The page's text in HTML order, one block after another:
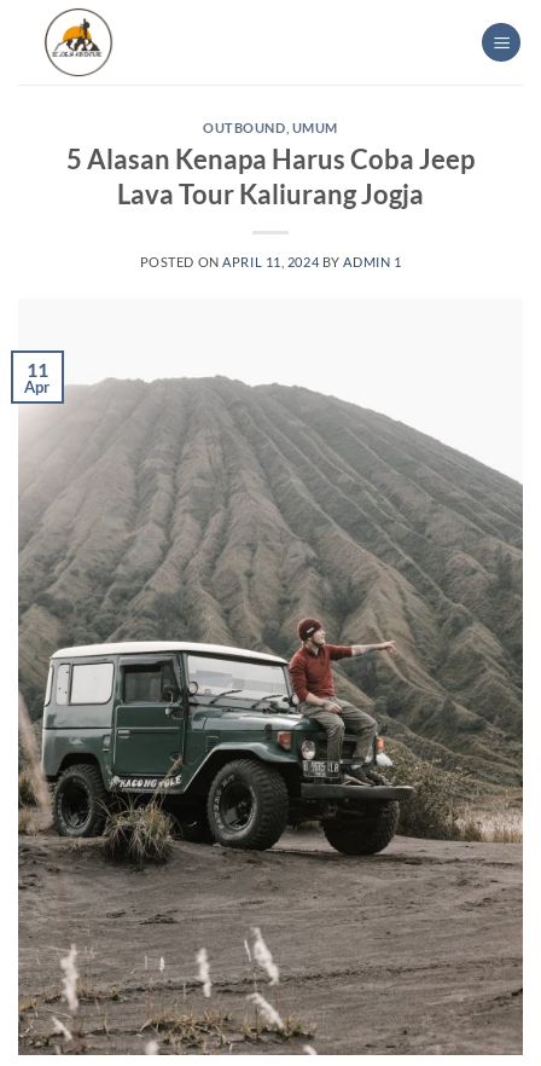
content
OUTBOUND UMUM
5 Alasan Kenapa Harus Coba Jeep
Lava Tour Kaliurang Jogja
POSTED ON APRIL 11, 2024 BY ADMIN 1
11
Apr